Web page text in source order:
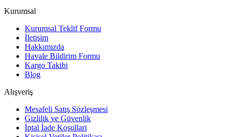
Kurumsal
Kurumsal Teklif Formu
İletişim
Hakkımızda
Havale Bildirim Formu
Kargo Takibi
Blog
Alışveriş
Mesafeli Satış Sözleşmesi
Gizlilik ve Güvenlik
İptal İade Koşullari